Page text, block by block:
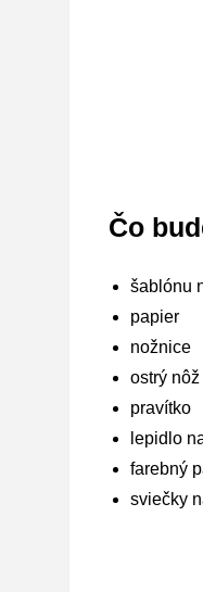
Čo
šablónu
papier
nožnice
ostrý nôž
pravítko
lepidlo
farebný
sviečky